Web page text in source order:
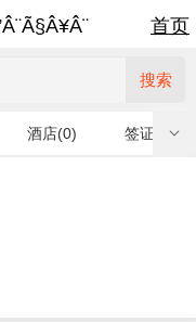
首页
搜索
酒店(0) 签证(0)